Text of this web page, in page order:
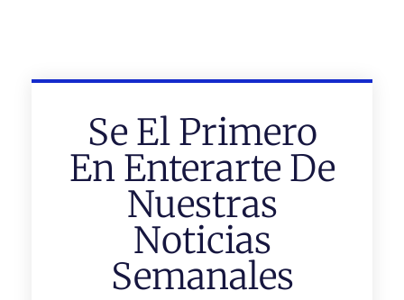
Se El Primero
En Enterarte De
Nuestras
Noticias
Semanales